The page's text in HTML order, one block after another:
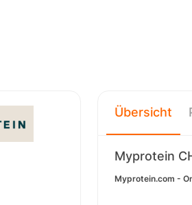
Übersicht
Myprotein
Myprotein.com -